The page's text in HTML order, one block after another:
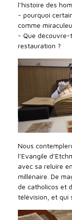
l’histoire des
- pourquoi
comme
- Que découvre-
restauration ?
Nous
l’Evangile
avec sa reluire
millénaire. De
de catholicos et
télévision, et qui